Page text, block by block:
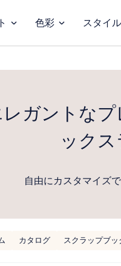
色彩 スタイル
ガントな
ック
自由にカスタマイズ
カタログ スクラップブッ